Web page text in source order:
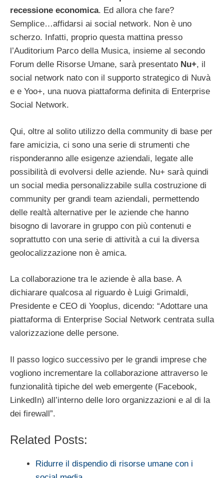
recessione economica. Ed allora che fare?
Semplice…affidarsi ai social network. Non è uno
scherzo. Infatti, proprio questa mattina presso
l’Auditorium Parco della Musica, insieme al secondo
Forum delle Risorse Umane, sarà presentato Nu+, il
social network nato con il supporto strategico di Nuvà
e e Yoo+, una nuova piattaforma definita di Enterprise
Social Network.
Qui, oltre al solito utilizzo della community di base per
fare amicizia, ci sono una serie di strumenti che
risponderanno alle esigenze aziendali, legate alle
possibilità di evolversi delle aziende. Nu+ sarà quindi
un social media personalizzabile sulla costruzione di
community per grandi team aziendali, permettendo
delle realtà alternative per le aziende che hanno
bisogno di lavorare in gruppo con più contenuti e
soprattutto con una serie di attività a cui la diversa
geolocalizzazione non è amica.
La collaborazione tra le aziende è alla base. A
dichiarare qualcosa al riguardo è Luigi Grimaldi,
Presidente e CEO di Yooplus, dicendo: “Adottare una
piattaforma di Enterprise Social Network centrata sulla
valorizzazione delle persone.
Il passo logico successivo per le grandi imprese che
vogliono incrementare la collaborazione attraverso le
funzionalità tipiche del web emergente (Facebook,
LinkedIn) all’interno delle loro organizzazioni e al di la
dei firewall”.
Related Posts:
Ridurre il dispendio di risorse umane con i